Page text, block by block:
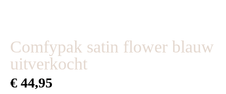
Comfypak satin flower blauw
uitverkocht
€ 44,95